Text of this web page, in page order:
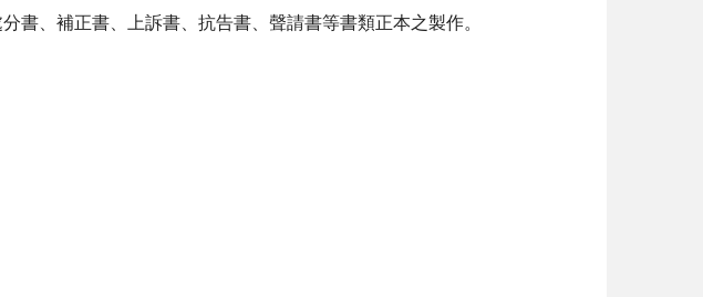
書、補正書、上訴書、抗告書、聲請書等書類正本之製作。